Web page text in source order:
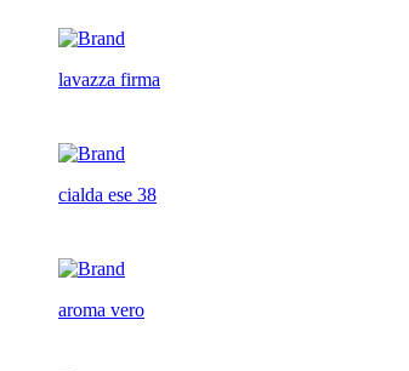
lavazza firma
cialda ese 38
aroma vero